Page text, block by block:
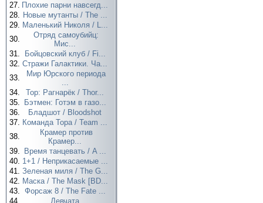
27. Плохие парни навсегд...
28. Новые мутанты / The ...
29. Маленький Николя / L...
30.
Отряд самоубийц:
Мис...
31.
Бойцовский клуб / Fi...
32. Стражи Галактики. Ча...
33.
Мир Юрского периода
...
34.
Тор: Рагнарёк / Thor...
35.
Бэтмен: Готэм в газо...
36.
Бладшот / Bloodshot
37. Команда Тора / Team ...
38.
Крамер против
Крамер...
39.
Время танцевать / A ...
40. 1+1 / Неприкасаемые ...
41. Зеленая миля / The G...
42. Маска / The Mask [BD...
43. Форсаж 8 / The Fate ...
44.
Девчата